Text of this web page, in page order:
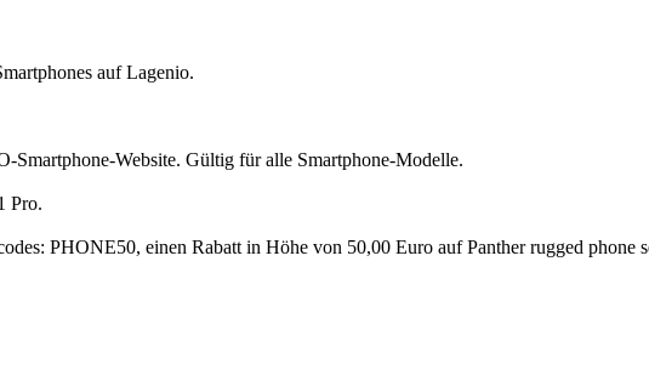
auf Lagenio.
Website. Gültig für alle Smartphone-Modelle.
Pro.
PHONE50, einen Rabatt in Höhe von 50,00 Euro auf Panther rugged phone